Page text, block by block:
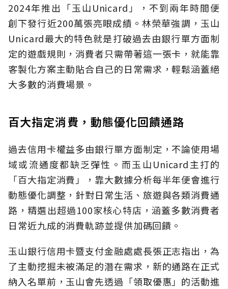
2024年推出「玉山Unicard」，不到兩年時間便
創下發行近200萬張亮眼成績。林榮華強調，玉山
Unicard最大的特色就是打破過去由銀行單方面制
定的遊戲規則，消費者只需帶著這一張卡，就能靠
客製化方案主動貼合自己的日常需求，輕鬆涵蓋絕
大多數的消費場景。
百大指定消費，動態優化回饋通路
過去信用卡權益多由銀行單方面制定，不論使用場
域或流通度都缺乏彈性。而玉山Unicard主打的
「百大指定消費」，靠大數據分析每半年便會進行
動態優化調整，針對日常生活、旅遊與各類消費通
路，精選出超過100家核心特店，涵蓋多數消費者
日常近九成的消費軌跡並提供加碼回饋。
玉山銀行信用卡暨支付金融處處長張正志指出，為
了主動挖掘未被滿足的潛在需求，新的通路在正式
納入名單前，玉山會先透過「領取優惠」的活動進